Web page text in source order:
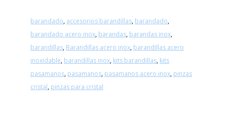
barandado, accesorios barandillas, barandado,
barandado acero inox, barandas, barandas inox,
barandillas, Barandillas acero inox, barandillas acero
inoxidable, barandillas inox, kits barandillas, kits
pasamanos, pasamanos, pasamanos acero inox, pinzas
cristal, pinzas para cristal